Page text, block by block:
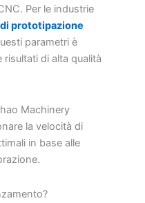
Per le industrie
prototipazione
parametri è
di alta qualità
Machinery
la velocità di
in base alle